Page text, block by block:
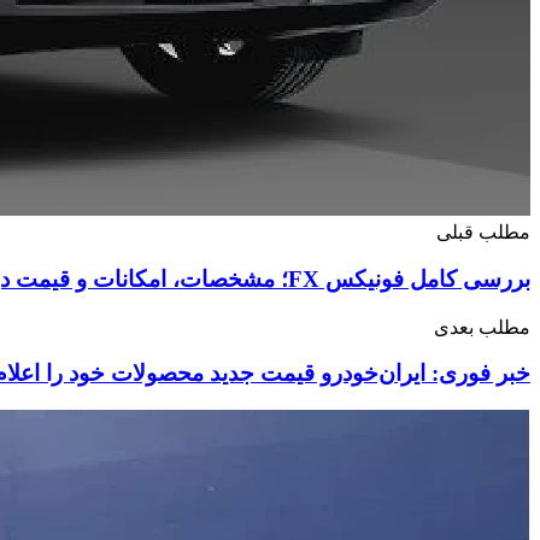
مطلب قبلی
بررسی کامل فونیکس FX؛ مشخصات، امکانات و قیمت در بازار ایران
مطلب بعدی
خبر فوری: ایران‌خودرو قیمت جدید محصولات خود را